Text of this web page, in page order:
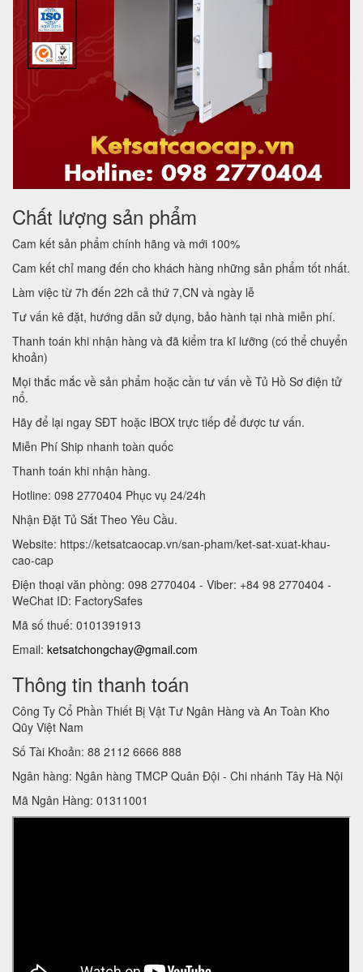
Chất lượng sản phẩm
Cam kết sản phẩm chính hãng và mới 100%
Cam kết chỉ mang đến cho khách hàng những sản phẩm tốt nhất.
Làm việc từ 7h đến 22h cả thứ 7,CN và ngày lễ
Tư vấn kê đặt, hướng dẫn sử dụng, bảo hành tại nhà miễn phí.
Thanh toán khi nhận hàng và đã kiểm tra kĩ lưỡng (có thể chuyển
khoản)
Mọi thắc mắc về sản phẩm hoặc cần tư vấn về Tủ Hồ Sơ điện tử
nổ.
Hãy để lại ngay SĐT hoặc IBOX trực tiếp để được tư vấn.
Miễn Phí Ship nhanh toàn quốc
Thanh toán khi nhận hàng.
Hotline: 098 2770404 Phục vụ 24/24h
Nhận Đặt Tủ Sắt Theo Yêu Cầu.
Website: https://ketsatcaocap.vn/san-pham/ket-sat-xuat-khau-
cao-cap
Điện thoại văn phòng: 098 2770404 - Viber: +84 98 2770404 -
WeChat ID: FactorySafes
Mã số thuế: 0101391913
Email: ketsatchongchay@gmail.com
Thông tin thanh toán
Công Ty Cổ Phần Thiết Bị Vật Tư Ngân Hàng và An Toàn Kho
Qũy Việt Nam
Số Tài Khoản: 88 2112 6666 888
Ngân hàng: Ngân hàng TMCP Quân Đội - Chi nhánh Tây Hà Nội
Mã Ngân Hàng: 01311001